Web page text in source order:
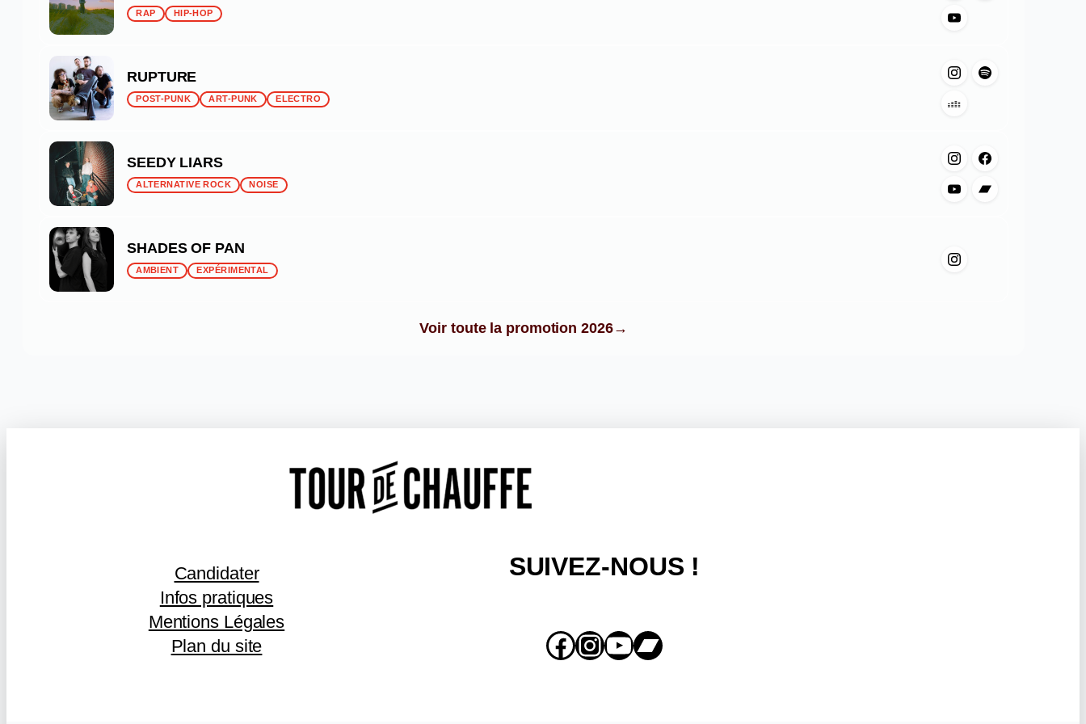
RAP HIP-HOP
RUPTURE
POST-PUNK ART-PUNK ELECTRO
SEEDY LIARS
ALTERNATIVE ROCK NOISE
SHADES OF PAN
AMBIENT EXPÉRIMENTAL
Voir toute la promotion 2026
Candidater
Infos pratiques
Mentions Légales
Plan du site
SUIVEZ-NOUS !
Facebook InstagramYouTube Bandcamp